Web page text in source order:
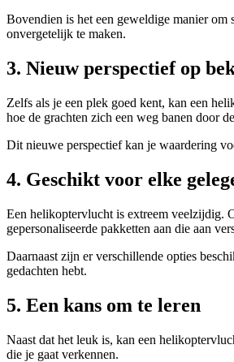
Bovendien is het een geweldige manier om
onvergetelijk te maken.
3. Nieuw perspectief op
Zelfs als je een plek goed kent, kan een
hoe de grachten zich een weg banen door
Dit nieuwe perspectief kan je waardering
4. Geschikt voor elke
Een helikoptervlucht is extreem veelzijdig.
gepersonaliseerde pakketten aan die aan
Daarnaast zijn er verschillende opties
gedachten hebt.
5. Een kans om te leren
Naast dat het leuk is, kan een
die je gaat verkennen.